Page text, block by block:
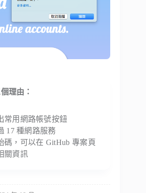
理由：
常用網路帳號按鈕
17 種網路服務
碼，可以在 GitHub 專案頁
關資訊